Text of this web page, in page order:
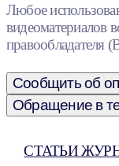
Любое
видеоматериалов
правообладателя
Сообщить об
Обращение в
СТАТЬИ